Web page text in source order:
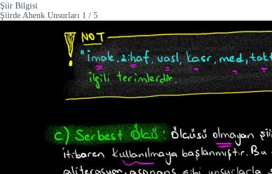
Şiir Bilgisi
Şiirde Ahenk Unsurları 1 / 5